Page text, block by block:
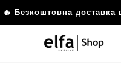
🔥 Безкоштовна доставка